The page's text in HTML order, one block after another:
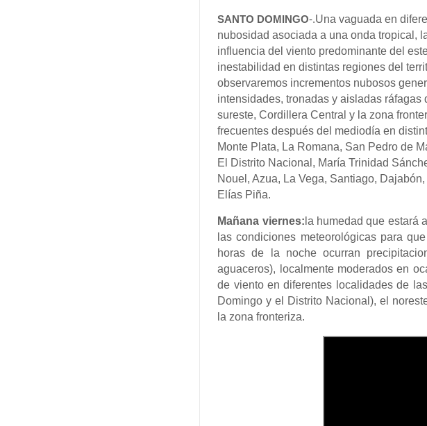
SANTO DOMINGO-.Una vaguada en
nubosidad asociada a una onda tropical,
influencia del viento predominante del
inestabilidad en distintas regiones del
observaremos incrementos nubosos
intensidades, tronadas y aisladas
sureste, Cordillera Central y la zona
frecuentes después del mediodía en
Monte Plata, La Romana, San Pedro de
El Distrito Nacional, María Trinidad
Nouel, Azua, La Vega, Santiago,
Elías Piña.
Mañana viernes: la humedad que estará
las condiciones meteorológicas para
horas de la noche ocurran
aguaceros), localmente moderados en
de viento en diferentes localidades de
Domingo y el Distrito Nacional), el
la zona fronteriza.